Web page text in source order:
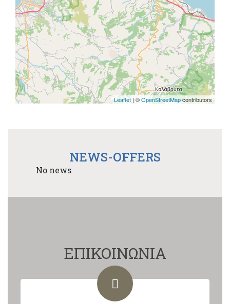
Leaflet | ©OpenStreetMapcontributors
NEWS-OFFERS
No news
ΕΠΙΚΟΙΝΩΝΙΑ